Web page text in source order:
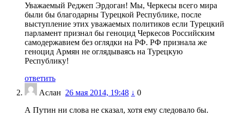
Уважаемый Реджеп Эрдоган! Мы, Черкесы всего мира
были бы благодарны Турецкой Республике, после
выступление этих уважаемых политиков если Турецкий
парламент признал бы геноцид Черкесов Российским
самодержавием без оглядки на РФ. РФ признала же
геноцид Армян не оглядываясь на Турецкую
Республику!
ответить
Аслан 26 мая 2014, 19:48 ↓ 0
А Путин ни слова не сказал, хотя ему следовало бы.